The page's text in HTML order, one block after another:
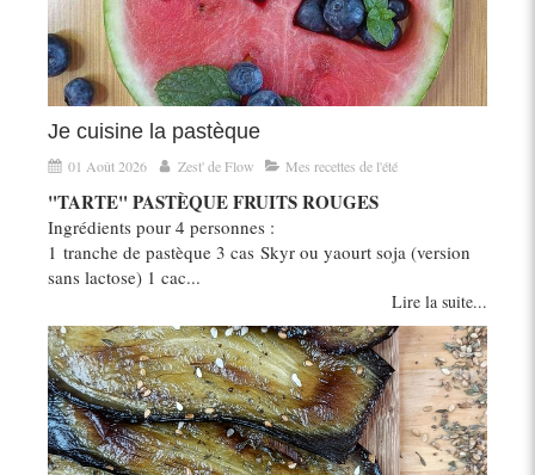
Je cuisine la pastèque
01 Août 2026 Zest' de Flow Mes recettes de l'été
"TARTE" PASTÈQUE FRUITS ROUGES
Ingrédients pour 4 personnes :
1 tranche de pastèque 3 cas Skyr ou yaourt soja (version
sans lactose) 1 cac...
Lire la suite...